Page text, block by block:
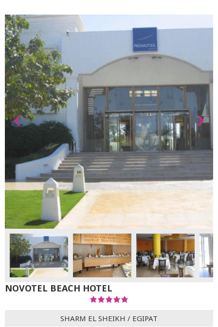
NOVOTEL BEACH HOTEL
SHARM EL SHEIKH / EGIPAT